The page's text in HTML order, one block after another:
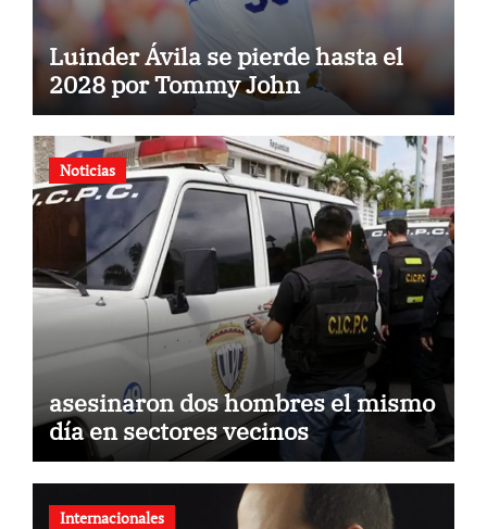
Luinder Ávila se pierde hasta el
2028 por Tommy John
Noticias
asesinaron dos hombres el mismo
día en sectores vecinos
Internacionales